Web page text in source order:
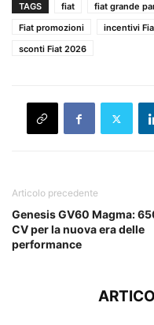
TAGS fiat fiat grande
Fiat promozioni
incentivi
sconti Fiat 2026
Articolo precedente
Genesis GV60 Magma:
CV per la nuova era delle
performance